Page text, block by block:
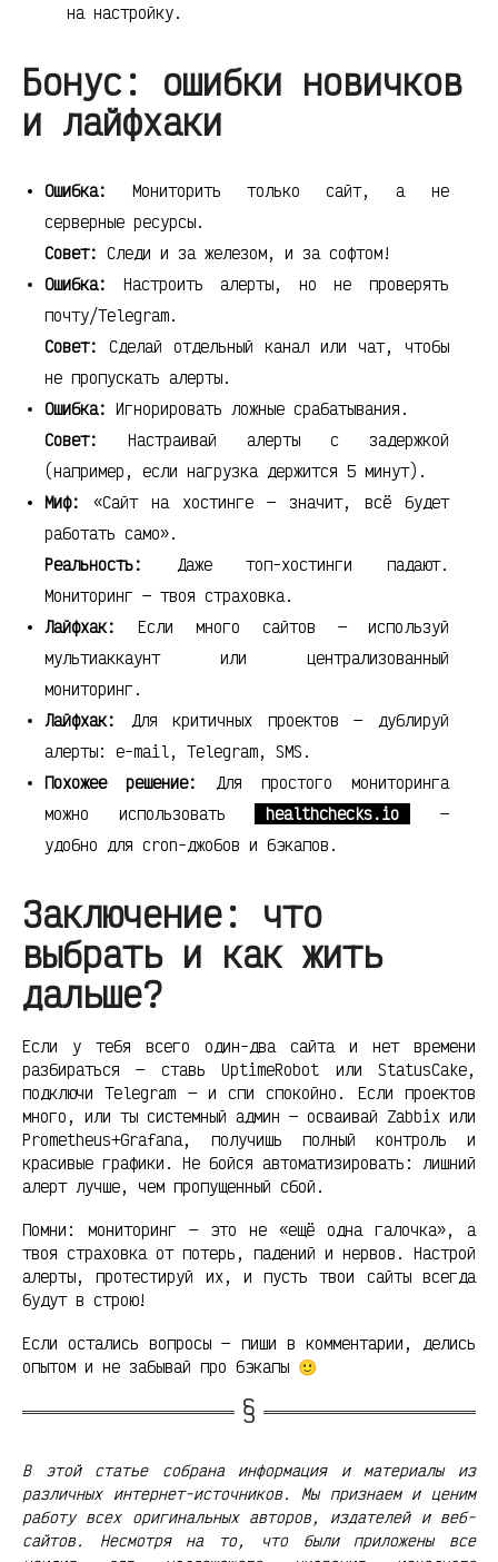
на настройку.
Бонус: ошибки новичков
и лайфхаки
Ошибка:
Мониторить только сайт, а не
серверные ресурсы.
Совет: Следи и за железом, и за софтом!
Ошибка:
Настроить алерты, но не проверять
почту/Telegram.
Совет:
Сделай отдельный канал или чат, чтобы
не пропускать алерты.
Ошибка: Игнорировать ложные срабатывания.
Совет:
Настраивай алерты с задержкой
(например, если нагрузка держится 5 минут).
Миф:
«Сайт на хостинге — значит, всё будет
работать само».
Реальность:
Даже топ-хостинги падают.
Мониторинг — твоя страховка.
Лайфхак:
Если много сайтов — используй
мультиаккаунт или централизованный
мониторинг.
Лайфхак:
Для критичных проектов — дублируй
алерты: e-mail, Telegram, SMS.
Похожее решение: Для простого мониторинга
можно использовать
healthchecks.io
—
удобно для cron-джобов и бэкапов.
Заключение: что
выбрать и как жить
дальше?
Если у тебя всего один-два сайта и нет времени
разбираться — ставь UptimeRobot или StatusCake,
подключи Telegram — и спи спокойно. Если проектов
много, или ты системный админ — осваивай Zabbix или
Prometheus+Grafana, получишь полный контроль и
красивые графики. Не бойся автоматизировать: лишний
алерт лучше, чем пропущенный сбой.
Помни: мониторинг — это не «ещё одна галочка», а
твоя страховка от потерь, падений и нервов. Настрой
алерты, протестируй их, и пусть твои сайты всегда
будут в строю!
Если остались вопросы — пиши в комментарии, делись
опытом и не забывай про бэкапы 🙂
В этой статье собрана информация и материалы из
различных интернет-источников. Мы признаем и ценим
работу всех оригинальных авторов, издателей и веб-
сайтов. Несмотря на то, что были приложены все